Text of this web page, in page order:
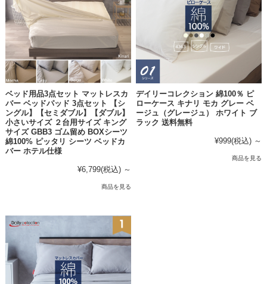
ベッド用品3点セット マットレスカ
バー ベッドパッド 3点セット 【シ
ングル】【セミダブル】【ダブル】
小さいサイズ ２台用サイズ キング
サイズ GBB3 ゴム留め BOXシーツ
綿100% ピッタリ シーツ ベッドカ
バー ホテル仕様
¥6,799(税込) ～
商品を見る
デイリーコレクション 綿100％ ピ
ローケース キナリ モカ グレー ベ
ージュ（グレージュ） ホワイト ブ
ラック 送料無料
¥999(税込) ～
商品を見る